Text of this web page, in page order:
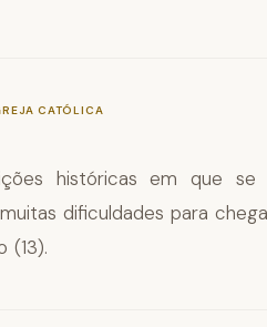
CATÓLICA
históricas em que se
dificuldades para
(13).